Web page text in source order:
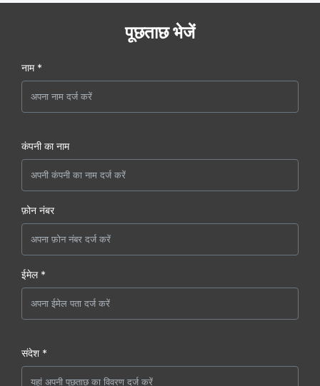
पूछताछ भेजें
नाम *
कंपनी का नाम
फ़ोन नंबर
ईमेल *
संदेश *